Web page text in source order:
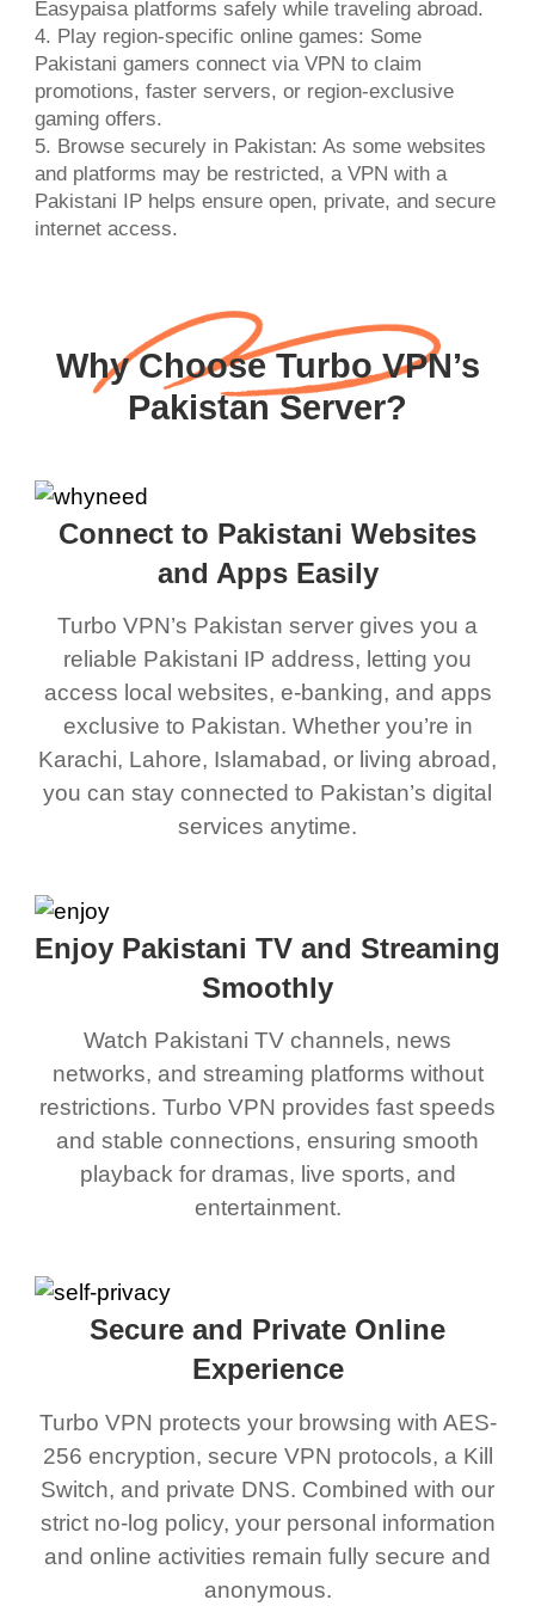
Easypaisa platforms safely while traveling abroad.
4. Play region-specific online games: Some
Pakistani gamers connect via VPN to claim
promotions, faster servers, or region-exclusive
gaming offers.
5. Browse securely in Pakistan: As some websites
and platforms may be restricted, a VPN with a
Pakistani IP helps ensure open, private, and secure
internet access.
Why Choose Turbo VPN’s
Pakistan Server?
Connect to Pakistani Websites
and Apps Easily
Turbo VPN’s Pakistan server gives you a
reliable Pakistani IP address, letting you
access local websites, e-banking, and apps
exclusive to Pakistan. Whether you’re in
Karachi, Lahore, Islamabad, or living abroad,
you can stay connected to Pakistan’s digital
services anytime.
Enjoy Pakistani TV and Streaming
Smoothly
Watch Pakistani TV channels, news
networks, and streaming platforms without
restrictions. Turbo VPN provides fast speeds
and stable connections, ensuring smooth
playback for dramas, live sports, and
entertainment.
Secure and Private Online
Experience
Turbo VPN protects your browsing with AES-
256 encryption, secure VPN protocols, a Kill
Switch, and private DNS. Combined with our
strict no-log policy, your personal information
and online activities remain fully secure and
anonymous.